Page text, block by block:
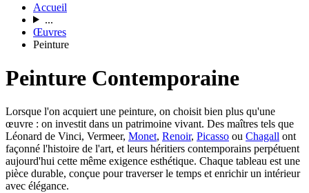
Accueil
...
Œuvres
Peinture
Peinture Contemporaine
Lorsque l'on acquiert une peinture, on choisit bien plus qu'une
œuvre : on investit dans un patrimoine vivant. Des maîtres tels que
Léonard de Vinci, Vermeer, Monet, Renoir, Picasso ou Chagall ont
façonné l'histoire de l'art, et leurs héritiers contemporains perpétuent
aujourd'hui cette même exigence esthétique. Chaque tableau est une
pièce durable, conçue pour traverser le temps et enrichir un intérieur
avec élégance.